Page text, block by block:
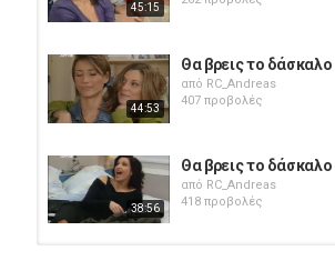
45:15
44:53
Θα βρεις το δάσκαλο
από RC_Andreas
407 προβολές
38:56
Θα βρεις το δάσκαλο
από RC_Andreas
418 προβολές